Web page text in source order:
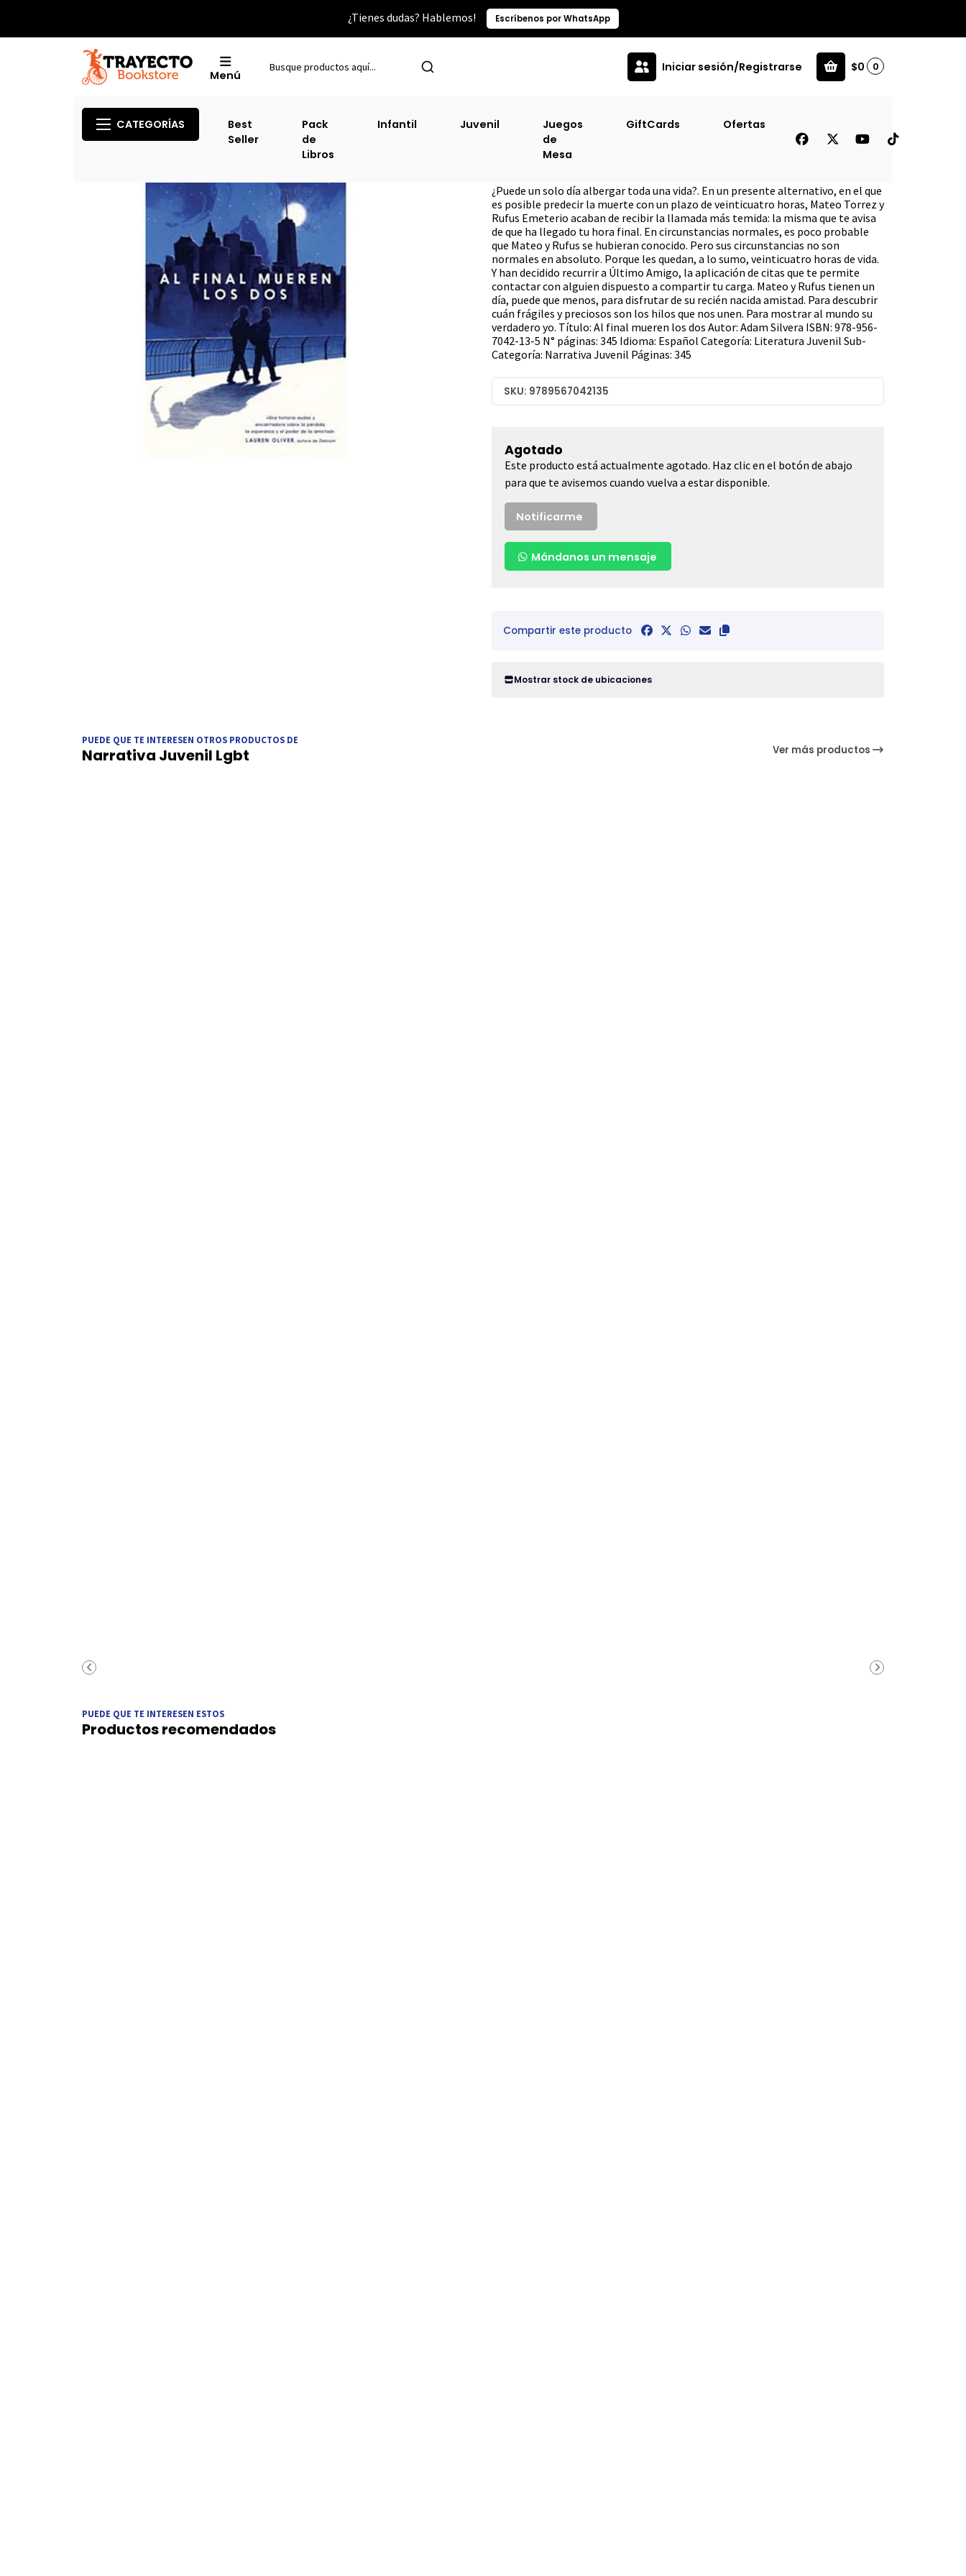
¿Tienes dudas? Hablemos! Escríbenos por WhatsApp
Menú
Iniciar sesión/Registrarse $0 0
CATEGORÍAS
Best
Seller
Pack
de
Libros
Infantil Juvenil
Juegos
de
Mesa
GiftCards Ofertas
Al Final Mueren Los Dos [Lgbt]
¿Puede un solo día albergar toda una vida?. En un presente alternativo, en el que
es posible predecir la muerte con un plazo de veinticuatro horas, Mateo Torrez y
Rufus Emeterio acaban de recibir la llamada más temida: la misma que te avisa
de que ha llegado tu hora final. En circunstancias normales, es poco probable
que Mateo y Rufus se hubieran conocido. Pero sus circunstancias no son
normales en absoluto. Porque les quedan, a lo sumo, veinticuatro horas de vida.
Y han decidido recurrir a Último Amigo, la aplicación de citas que te permite
contactar con alguien dispuesto a compartir tu carga. Mateo y Rufus tienen un
día, puede que menos, para disfrutar de su recién nacida amistad. Para descubrir
cuán frágiles y preciosos son los hilos que nos unen. Para mostrar al mundo su
verdadero yo. Título: Al final mueren los dos Autor: Adam Silvera ISBN: 978-956-
7042-13-5 N° páginas: 345 Idioma: Español Categoría: Literatura Juvenil Sub-
Categoría: Narrativa Juvenil Páginas: 345
SKU: 9789567042135
Agotado
Este producto está actualmente agotado. Haz clic en el botón de abajo
para que te avisemos cuando vuelva a estar disponible.
Notificarme
Mándanos un mensaje
Compartir este producto
Mostrar stock de ubicaciones
PUEDE QUE TE INTERESEN OTROS PRODUCTOS DE
Narrativa Juvenil Lgbt Ver más productos
PUEDE QUE TE INTERESEN ESTOS
Productos recomendados